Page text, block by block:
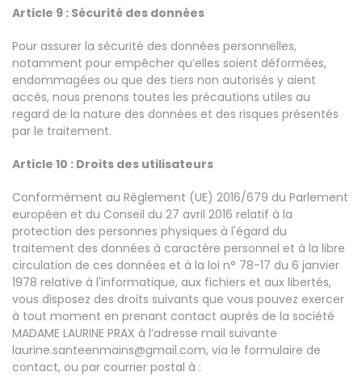
Article 9 : Sécurité des données
Pour assurer la sécurité des données personnelles,
notamment pour empêcher qu’elles soient déformées,
endommagées ou que des tiers non autorisés y aient
accès, nous prenons toutes les précautions utiles au
regard de la nature des données et des risques présentés
par le traitement.
Article 10 : Droits des utilisateurs
Conformément au Règlement (UE) 2016/679 du Parlement
européen et du Conseil du 27 avril 2016 relatif à la
protection des personnes physiques à l'égard du
traitement des données à caractère personnel et à la libre
circulation de ces données et à la loi n° 78-17 du 6 janvier
1978 relative à l'informatique, aux fichiers et aux libertés,
vous disposez des droits suivants que vous pouvez exercer
à tout moment en prenant contact auprès de la société
MADAME LAURINE PRAX à l’adresse mail suivante
laurine.santeenmains@gmail.com, via le formulaire de
contact, ou par courrier postal à :